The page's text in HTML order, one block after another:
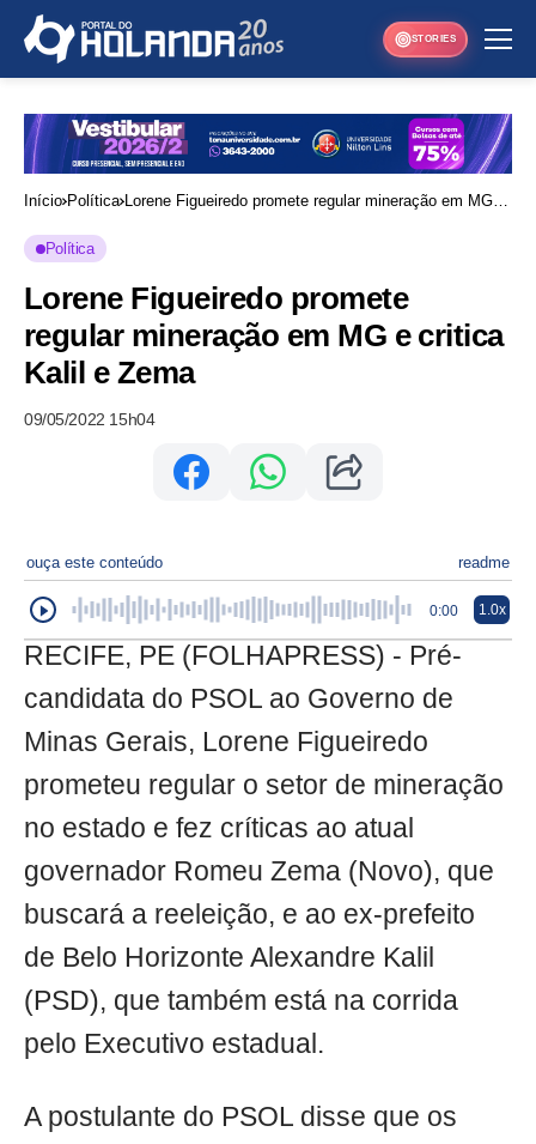
STORIES
Início Política Lorene Figueiredo promete regular mineração em MG e
Política
Lorene Figueiredo promete
regular mineração em MG e critica
Kalil e Zema
09/05/2022 15h04
ouça este conteúdo readme
0:00 1.0x
RECIFE, PE (FOLHAPRESS) - Pré-
candidata do PSOL ao Governo de
Minas Gerais, Lorene Figueiredo
prometeu regular o setor de mineração
no estado e fez críticas ao atual
governador Romeu Zema (Novo), que
buscará a reeleição, e ao ex-prefeito
de Belo Horizonte Alexandre Kalil
(PSD), que também está na corrida
pelo Executivo estadual.
A postulante do PSOL disse que os